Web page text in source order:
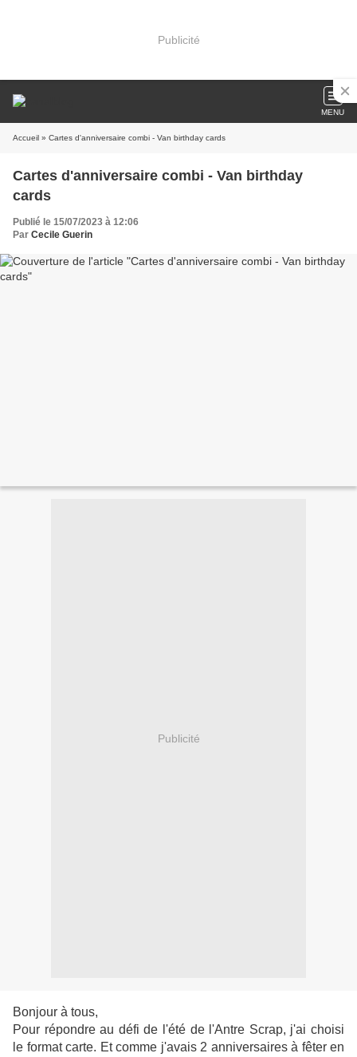
Publicité
MENU
Accueil » Cartes d'anniversaire combi - Van birthday cards
Cartes d'anniversaire combi - Van birthday
cards
Publié le 15/07/2023 à 12:06
Par Cecile Guerin
Publicité
Bonjour à tous,
Pour répondre au défi de l'été de l'Antre Scrap, j'ai choisi
le format carte. Et comme j'avais 2 anniversaires à fêter en